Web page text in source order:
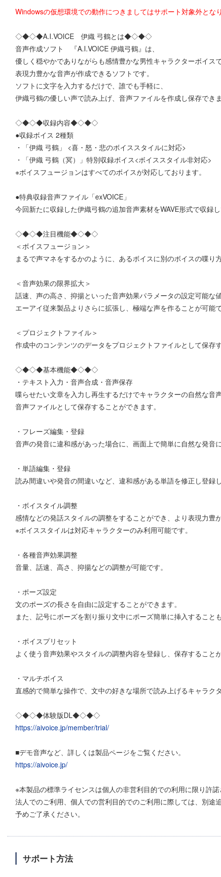
Windowsの仮想環境での動作につきましてはサポート対象外とな
◇◆◇◆A.I.VOICE 伊織 弓鶴とは◆◇◆◇
音声作成ソフト 『A.I.VOICE 伊織弓鶴』は、
優しく穏やかでありながらも感情豊かな男性キャラクターボイス
表現力豊かな音声が作成できるソフトです。
ソフトに文字を入力するだけで、誰でも手軽に、
伊織弓鶴の優しい声で読み上げ、音声ファイルを作成し保存でき
◇◆◇◆収録内容◆◇◆◇
●収録ボイス 2種類
・「伊織 弓鶴」 <喜・怒・悲のボイススタイルに対応>
・「伊織 弓鶴（冥）」特別収録ボイス<ボイススタイル非対応>
※ボイスフュージョンはすべてのボイスが対応しております。
●特典収録音声ファイル「exVOICE」
今回新たに収録した伊織弓鶴の追加音声素材をWAVE形式で収録
◇◆◇◆注目機能◆◇◆◇
＜ボイスフュージョン＞
まるで声マネをするかのように、あるボイスに別のボイスの喋り
＜音声効果の限界拡大＞
話速、声の高さ、抑揚といった音声効果パラメータの設定可能な
エーアイ従来製品よりさらに拡張し、極端な声を作ることが可能
＜プロジェクトファイル＞
作成中のコンテンツのデータをプロジェクトファイルとして保存
◇◆◇◆基本機能◆◇◆◇
・テキスト入力・音声合成・音声保存
喋らせたい文章を入力し再生するだけでキャラクターの自然な音
音声ファイルとして保存することができます。
・フレーズ編集・登録
音声の発音に違和感があった場合に、画面上で簡単に自然な発音
・単語編集・登録
読み間違いや発音の間違いなど、違和感がある単語を修正し登録
・ボイスタイル調整
感情などの発話スタイルの調整をすることができ、より表現力豊
※ボイススタイルは対応キャラクターのみ利用可能です。
・各種音声効果調整
音量、話速、高さ、抑揚などの調整が可能です。
・ポーズ設定
文のポーズの長さを自由に設定することができます。
また、記号にポーズを割り振り文中にポーズ簡単に挿入すること
・ボイスプリセット
よく使う音声効果やスタイルの調整内容を登録し、保存すること
・マルチボイス
直感的で簡単な操作で、文中の好きな場所で読み上げるキャラク
◇◆◇◆体験版DL◆◇◆◇
https://aivoice.jp/member/trial/
■デモ音声など、詳しくは製品ページをご覧ください。
https://aivoice.jp/
※本製品の標準ライセンスは個人の非営利目的での利用に限り許
法人でのご利用、個人での営利目的でのご利用に際しては、別途
予めご了承ください。
サポート方法